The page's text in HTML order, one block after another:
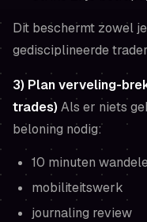
Dit beschermt zowel
gedisciplineerde
3) Plan verveling-
trades) Als er niets
beloning nodig:
10 minuten
mobiliteitswerk
journaling review